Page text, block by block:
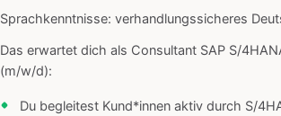
Sprachkenntnisse: verhandlungssicheres
Das erwartet dich als Consultant SAP S/
(m/w/d):
Du begleitest Kund*innen aktiv durch S/